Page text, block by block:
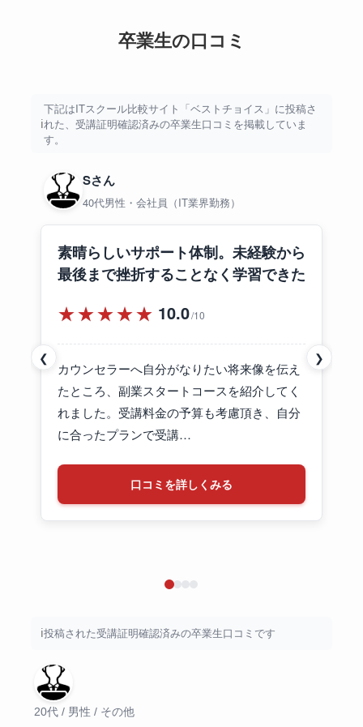
卒業生の口コミ
下記はITスクール比較サイト「ベストチョイス」に投稿さ
れた、受講証明確認済みの卒業生口コミを掲載していま
す。
Sさん
40代男性・会社員（IT業界勤務）
素晴らしいサポート体制。未経験から
最後まで挫折することなく学習できた
★★★★★ 10.0/10
カウンセラーへ自分がなりたい将来像を伝え
たところ、副業スタートコースを紹介してく
れました。受講料金の予算も考慮頂き、自分
に合ったプランで受講…
口コミを詳しくみる
❮ ❯
投稿された受講証明確認済みの卒業生口コミです
20代 / 男性 / その他